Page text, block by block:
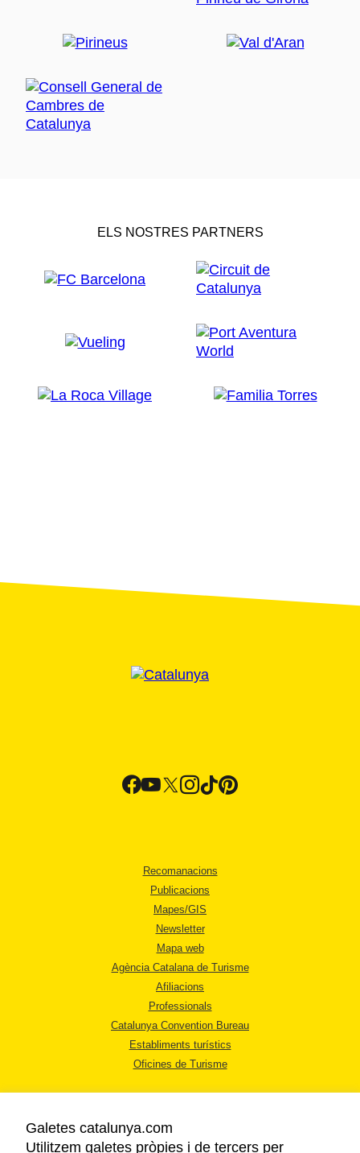
ELS NOSTRES PARTNERS
Recomanacions
Publicacions
Mapes/GIS
Newsletter
Mapa web
Agència Catalana de Turisme
Afiliacions
Professionals
Catalunya Convention Bureau
Establiments turístics
Oficines de Turisme
Galetes catalunya.com
Utilitzem galetes pròpies i de tercers per